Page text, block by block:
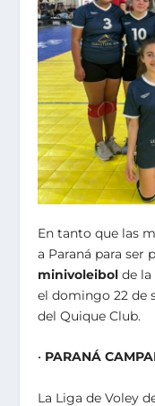
En tanto que las
a Paraná para ser
minivoleibolde la
el domingo 22 de
del Quique Club.
• PARANÁ
La Liga de Voley